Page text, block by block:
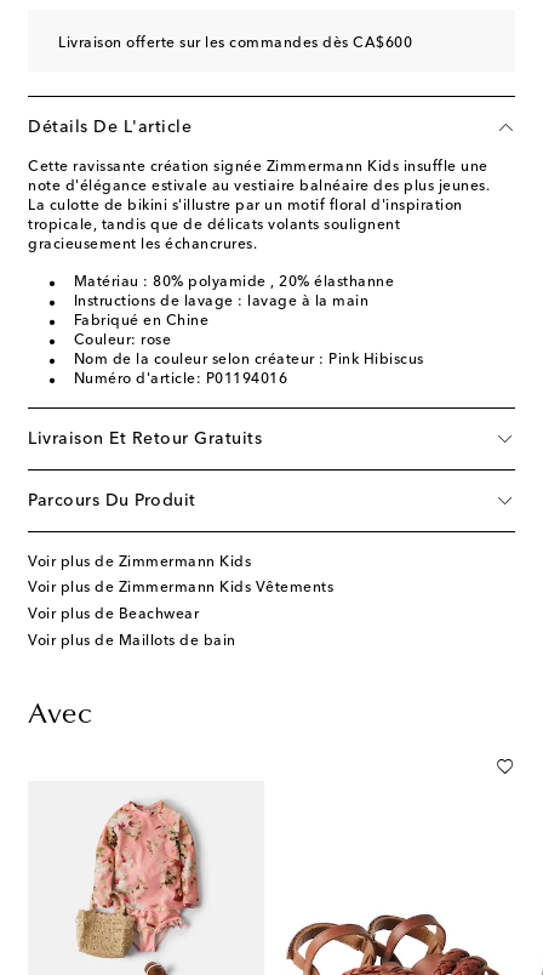
Livraison offerte sur les commandes dès CA$600
Détails De L'article
Cette ravissante création signée Zimmermann Kids insuffle une
note d'élégance estivale au vestiaire balnéaire des plus jeunes.
La culotte de bikini s'illustre par un motif floral d'inspiration
tropicale, tandis que de délicats volants soulignent
gracieusement les échancrures.
Matériau : 80% polyamide , 20% élasthanne
Instructions de lavage : lavage à la main
Fabriqué en Chine
Couleur: rose
Nom de la couleur selon créateur : Pink Hibiscus
Numéro d'article: P01194016
Livraison Et Retour Gratuits
Parcours Du Produit
Voir plus de Zimmermann Kids
Voir plus de Zimmermann Kids Vêtements
Voir plus de Beachwear
Voir plus de Maillots de bain
Avec